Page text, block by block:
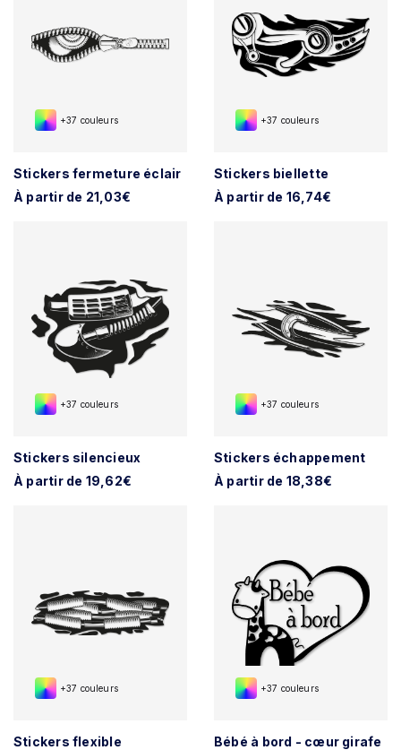
+37 couleurs
Stickers fermeture éclair
À partir de 21,03€
+37 couleurs
Stickers biellette
À partir de 16,74€
+37 couleurs
Stickers silencieux
À partir de 19,62€
+37 couleurs
Stickers échappement
À partir de 18,38€
+37 couleurs
Stickers flexible
+37 couleurs
Bébé à bord - cœur girafe